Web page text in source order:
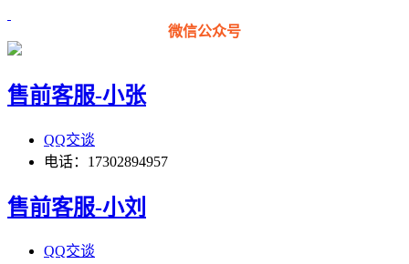
微信公众号
售前客服-小张
QQ交谈
电话：17302894957
售前客服-小刘
QQ交谈